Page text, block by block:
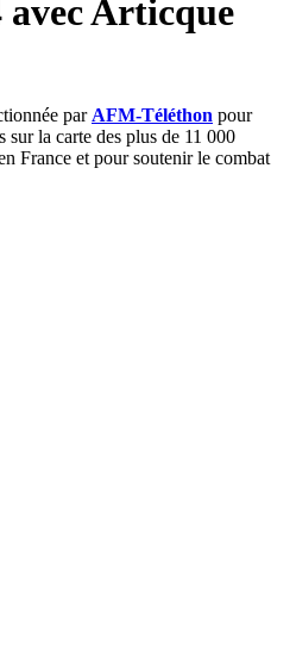
avec Articque
par AFM-Téléthon pour
sur la carte des plus de 11 000
France et pour soutenir le combat